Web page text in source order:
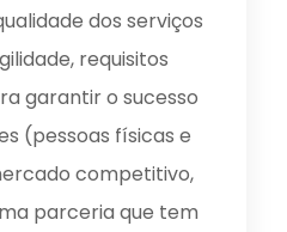
dos serviços
requisitos
garantir o sucesso
(pessoas físicas e
competitivo,
parceria que tem